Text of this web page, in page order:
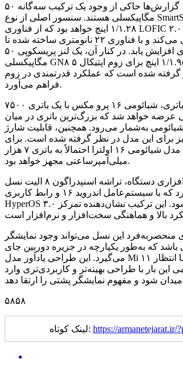
در بخش دوربین، گزارش‌ها حاکی از وجود یک ترکیب سه‌گانه ۵۰
مگاپیکسلی هستند. سنسور اصلی از نوع SmartSens ۵۹۰ با اندازه
۱/۱.۲۸ اینچ خواهد بود که از فناوری LOFIC ۲.۰ برای ارتقای دامنه
دینامیکی پشتیبانی می‌کند و با فناوری ۲۲ نانومتری ساخته شده تا
بهره‌وری انرژی افزایش یابد. در کنار آن، یک لنز پریسکوپی ۵۰
مگاپیکسلی GN۸ با اندازه تقریبی ۱/۱.۹۵ اینچ برای زوم اپتیکال ۵
گرفته شده است که عملکرد قدرتمندی در زوم
فراهم می‌آورد.
از لحاظ باتری، شیائومی ۱۶ پرو مکس با یک باتری ۷۵۰۰
عرضه خواهد شد که بزرگ‌ترین باتری در میان
مدل‌های سری ۱۶ شیائومی به‌شمار می‌رود. همچنین، قابلیت شارژ
واتی نیز برای این مدل در نظر گرفته شده است. برای
مقایسه، مدل شیائومی ۱۶ اولترا احتمالاً به باتری ۷ هزار
میلی‌آمپرساعتی مجهز خواهد بود.
در قلب سخت‌افزاری دستگاه، تراشه اسنپدراگون ۸ الیت نسل
دوم قرار می‌گیرد که با سیستم‌عامل اندروید ۱۶ و رابط کاربری
HyperOS ۳.۰ همراه می‌شود. این ترکیب نشان‌دهنده تمرکز
منحصربه‌فرد این نسل می‌تواند وجود نمایشگر
باشد که به‌طور یکپارچه در جزیره دوربین جای
می‌گیرد. این طراحی یادآور مدل Mi ۱۱ اولترا است، اما انتظار
این بار با طراحی بهینه‌تر و کاربردی‌تری وارد
۵۸۵۸
لینک کوتاه: https://armanetejarat.ir/